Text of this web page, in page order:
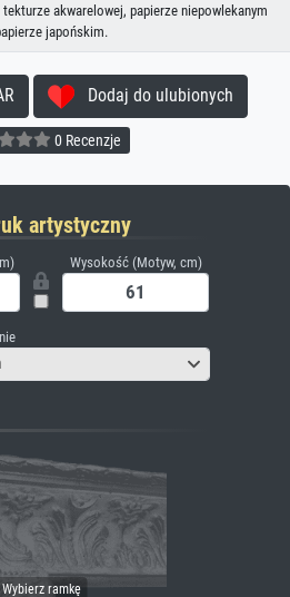
akwarelowej, papierze niepowlekanym
japońskim.
Dodaj do ulubionych
0 Recenzje
artystyczny
Wysokość (Motyw, cm)